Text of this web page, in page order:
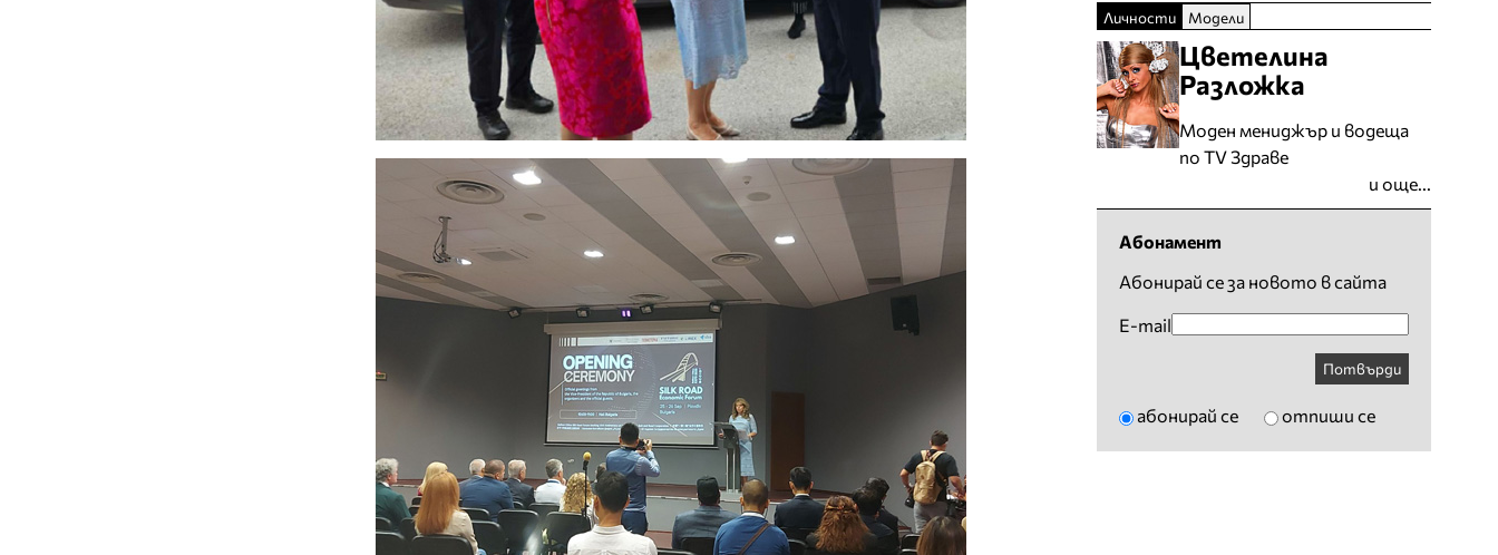
Личности Модели
Цветелина
Разложка
Моден мениджър и водеща
по TV Здраве
и още...
Абонамент
Абонирай се за новото в сайта
E-mail
Потвърди
абонирай се отпиши се